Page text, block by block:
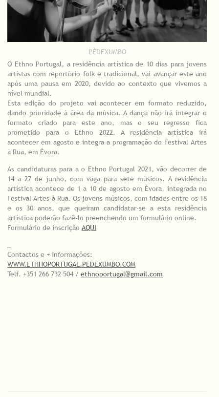
PÉDEXUMBO
O Ethno Portugal, a residência artística de 10 dias para jovens
artistas com reportório folk e tradicional, vai avançar este ano
após uma pausa em 2020, devido ao contexto que vivemos a
nível mundial.
Esta edição do projeto vai acontecer em formato reduzido,
dando prioridade à área da música. A dança não irá integrar o
formato criado para este ano, mas o seu regresso fica
prometido para o Ethno 2022. A residência artística irá
acontecer em agosto e integra a programação do Festival Artes
à Rua, em Évora.
As candidaturas para a o Ethno Portugal 2021, vão decorrer de
14 a 27 de junho, com vaga para sete músicos. A residência
artística acontece de 1 a 10 de agosto em Évora, integrada no
Festival Artes à Rua. Os jovens músicos, com idades entre os 18
e os 30 anos, que queiram candidatar-se a esta residência
artística poderão fazê-lo preenchendo um formulário online.
Formulário de inscrição AQUI
Contactos e + informações:
WWW.ETHNOPORTUGAL.PEDEXUMBO.COM
Telf. +351 266 732 504 / ethnoportugal@gmail.com